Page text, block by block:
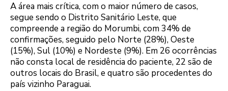
A área mais crítica, com o maior número de casos,
segue sendo o Distrito Sanitário Leste, que
compreende a região do Morumbi, com 34% de
confirmações, seguido pelo Norte (28%), Oeste
(15%), Sul (10%) e Nordeste (9%). Em 26 ocorrências
não consta local de residência do paciente, 22 são de
outros locais do Brasil, e quatro são procedentes do
país vizinho Paraguai.